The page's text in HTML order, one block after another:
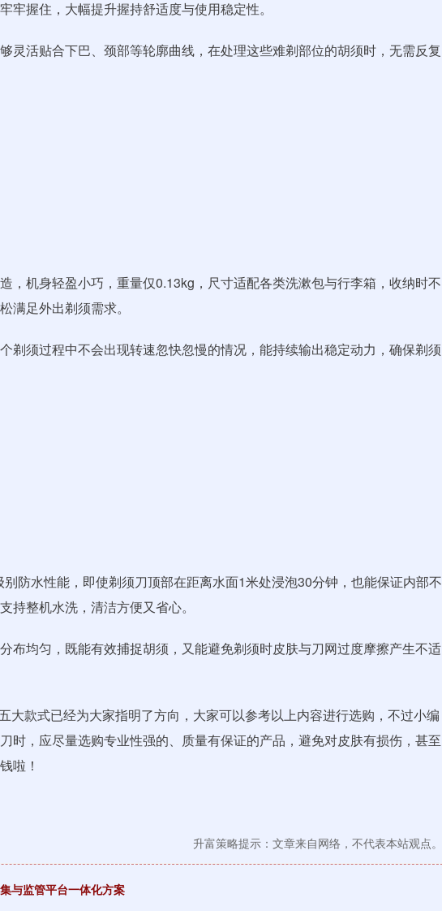
牢握住，大幅提升握持舒适度与使用稳定性。
灵活贴合下巴、颈部等轮廓曲线，在处理这些难剃部位的胡须时，无需反复
，机身轻盈小巧，重量仅0.13kg，尺寸适配各类洗漱包与行李箱，收纳时不
满足外出剃须需求。
剃须过程中不会出现转速忽快忽慢的情况，能持续输出稳定动力，确保剃须
防水性能，即使剃须刀顶部在距离水面1米处浸泡30分钟，也能保证内部不
持整机水洗，清洁方便又省心。
布均匀，既能有效捕捉胡须，又能避免剃须时皮肤与刀网过度摩擦产生不适
大款式已经为大家指明了方向，大家可以参考以上内容进行选购，不过小编
时，应尽量选购专业性强的、质量有保证的产品，避免对皮肤有损伤，甚至
啦！
升富策略提示：文章来自网络，不代表本站观点。
与监管平台一体化方案